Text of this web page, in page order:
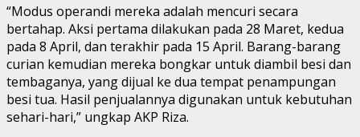
“Modus operandi mereka adalah mencuri secara
bertahap. Aksi pertama dilakukan pada 28 Maret, kedua
pada 8 April, dan terakhir pada 15 April. Barang-barang
curian kemudian mereka bongkar untuk diambil besi dan
tembaganya, yang dijual ke dua tempat penampungan
besi tua. Hasil penjualannya digunakan untuk kebutuhan
sehari-hari,” ungkap AKP Riza.